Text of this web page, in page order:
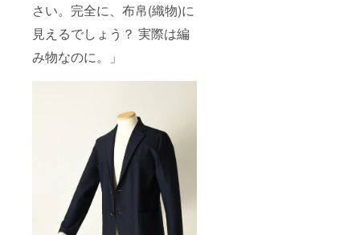
さい。完全に、布帛(織物)に
見えるでしょう？ 実際は編
み物なのに。」